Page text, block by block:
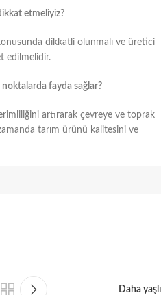
etmeliyiz?
dikkatli olunmalı ve üretici
edilmelidir.
fayda sağlar?
artırarak çevreye ve toprak
tarım ürünü kalitesini ve
Daha yaşlı